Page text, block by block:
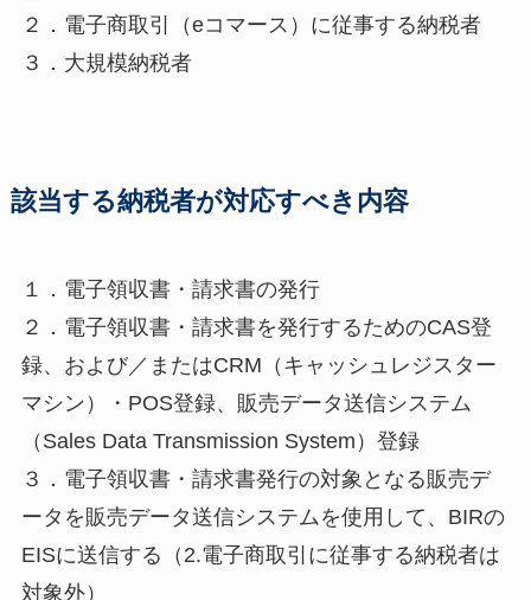
２．電子商取引（eコマース）に従事する納税者
３．大規模納税者
該当する納税者が対応すべき内容
１．電子領収書・請求書の発行
２．電子領収書・請求書を発行するためのCAS登
録、および／またはCRM（キャッシュレジスター
マシン）・POS登録、販売データ送信システム
（Sales Data Transmission System）登録
３．電子領収書・請求書発行の対象となる販売デ
ータを販売データ送信システムを使用して、BIRの
EISに送信する（2.電子商取引に従事する納税者は
対象外）